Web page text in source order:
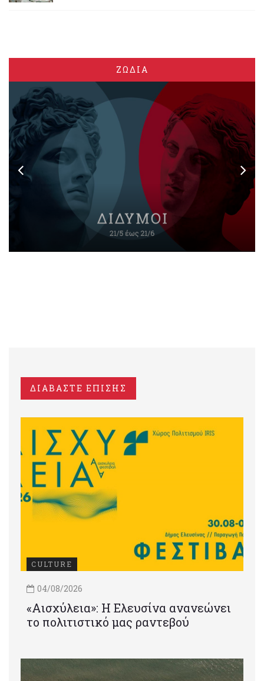
ΖΩΔΙΑ
ΔΙΑΒΑΣΤΕ ΕΠΙΣΗΣ
CULTURE
04/08/2026
«Αισχύλεια»: Η Ελευσίνα ανανεώνει
το πολιτιστικό μας ραντεβού